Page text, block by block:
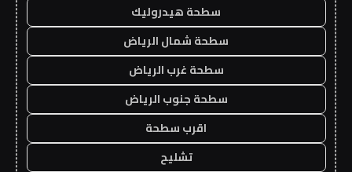
سطحة هيدروليك
سطحة شمال الرياض
سطحة غرب الرياض
سطحة جنوب الرياض
اقرب سطحة
تشليح